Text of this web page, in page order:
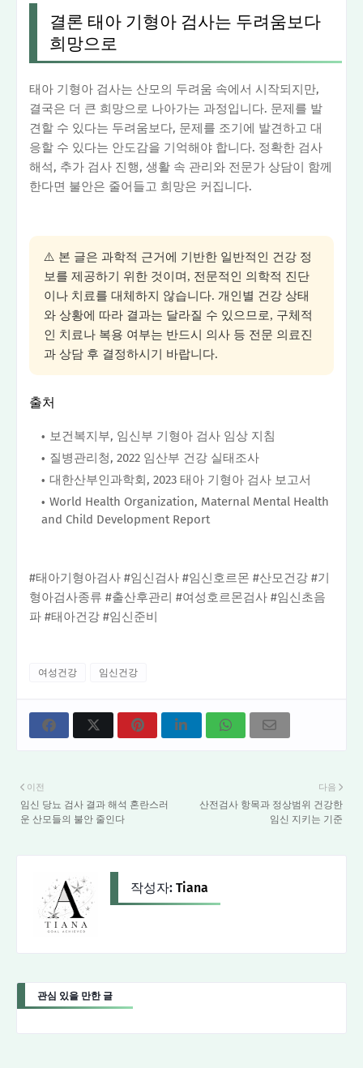
결론 태아 기형아 검사는 두려움보다
희망으로
태아 기형아 검사는 산모의 두려움 속에서 시작되지만,
결국은 더 큰 희망으로 나아가는 과정입니다. 문제를 발
견할 수 있다는 두려움보다, 문제를 조기에 발견하고 대
응할 수 있다는 안도감을 기억해야 합니다. 정확한 검사
해석, 추가 검사 진행, 생활 속 관리와 전문가 상담이 함께
한다면 불안은 줄어들고 희망은 커집니다.
⚠️ 본 글은 과학적 근거에 기반한 일반적인 건강 정
보를 제공하기 위한 것이며, 전문적인 의학적 진단
이나 치료를 대체하지 않습니다. 개인별 건강 상태
와 상황에 따라 결과는 달라질 수 있으므로, 구체적
인 치료나 복용 여부는 반드시 의사 등 전문 의료진
과 상담 후 결정하시기 바랍니다.
출처
보건복지부, 임신부 기형아 검사 임상 지침
질병관리청, 2022 임산부 건강 실태조사
대한산부인과학회, 2023 태아 기형아 검사 보고서
World Health Organization, Maternal Mental Health
and Child Development Report
#태아기형아검사 #임신검사 #임신호르몬 #산모건강 #기
형아검사종류 #출산후관리 #여성호르몬검사 #임신초음
파 #태아건강 #임신준비
여성건강 임신건강
다음
산전검사 항목과 정상범위 건강한
임신 지키는 기준
이전
임신 당뇨 검사 결과 해석 혼란스러
운 산모들의 불안 줄인다
작성자: Tiana
관심 있을 만한 글